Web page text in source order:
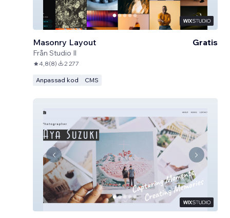
Masonry Layout
Från Studio Il
Gratis
4,8(8) 2 277
Anpassad kod CMS